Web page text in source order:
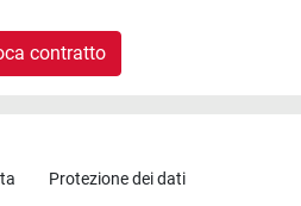
contratto
Protezione dei dati